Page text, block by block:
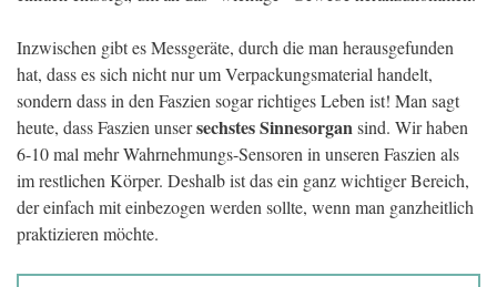
Inzwischen gibt es Messgeräte, durch die man herausgefunden
hat, dass es sich nicht nur um Verpackungsmaterial handelt,
sondern dass in den Faszien sogar richtiges Leben ist! Man sagt
heute, dass Faszien unsersechstes Sinnesorgansind. Wir haben
6-10 mal mehr Wahrnehmungs-Sensoren in unseren Faszien als
im restlichen Körper. Deshalb ist das ein ganz wichtiger Bereich,
der einfach mit einbezogen werden sollte, wenn man ganzheitlich
praktizieren möchte.